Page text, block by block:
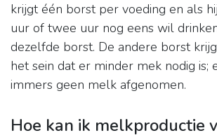
krijgt één borst per voeding en als
uur of twee uur nog eens wil
dezelfde borst. De andere borst
het sein dat er minder mek nodig is;
immers geen melk afgenomen.
Hoe kan ik melkproductie